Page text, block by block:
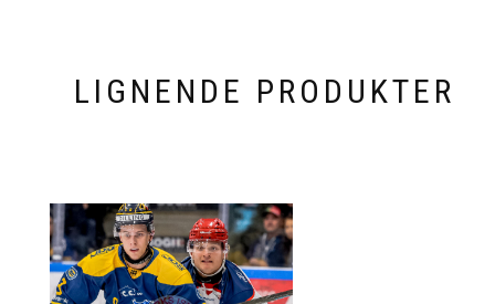
LIGNENDE PRODUKTER